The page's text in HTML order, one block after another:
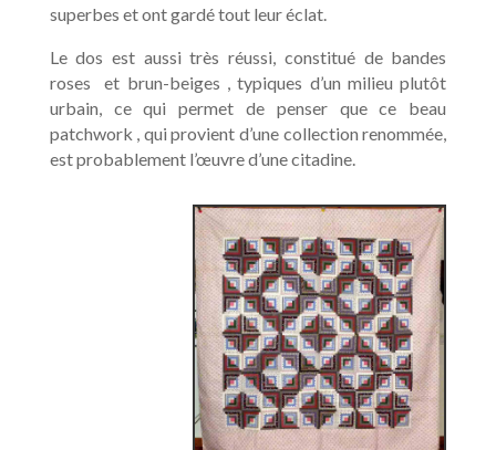
superbes et ont gardé tout leur éclat.
Le dos est aussi très réussi, constitué de bandes
roses
et brun-beiges , typiques d’un milieu plutôt
urbain, ce qui permet de penser que ce beau
patchwork , qui provient d’une collection renommée,
est probablement l’œuvre d’une citadine.